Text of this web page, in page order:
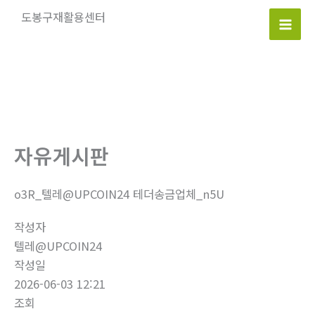
도봉구재활용센터
Main
자유게시판
o3R_텔레@UPCOIN24 테더송금업체_n5U
작성자
텔레@UPCOIN24
작성일
2026-06-03 12:21
조회